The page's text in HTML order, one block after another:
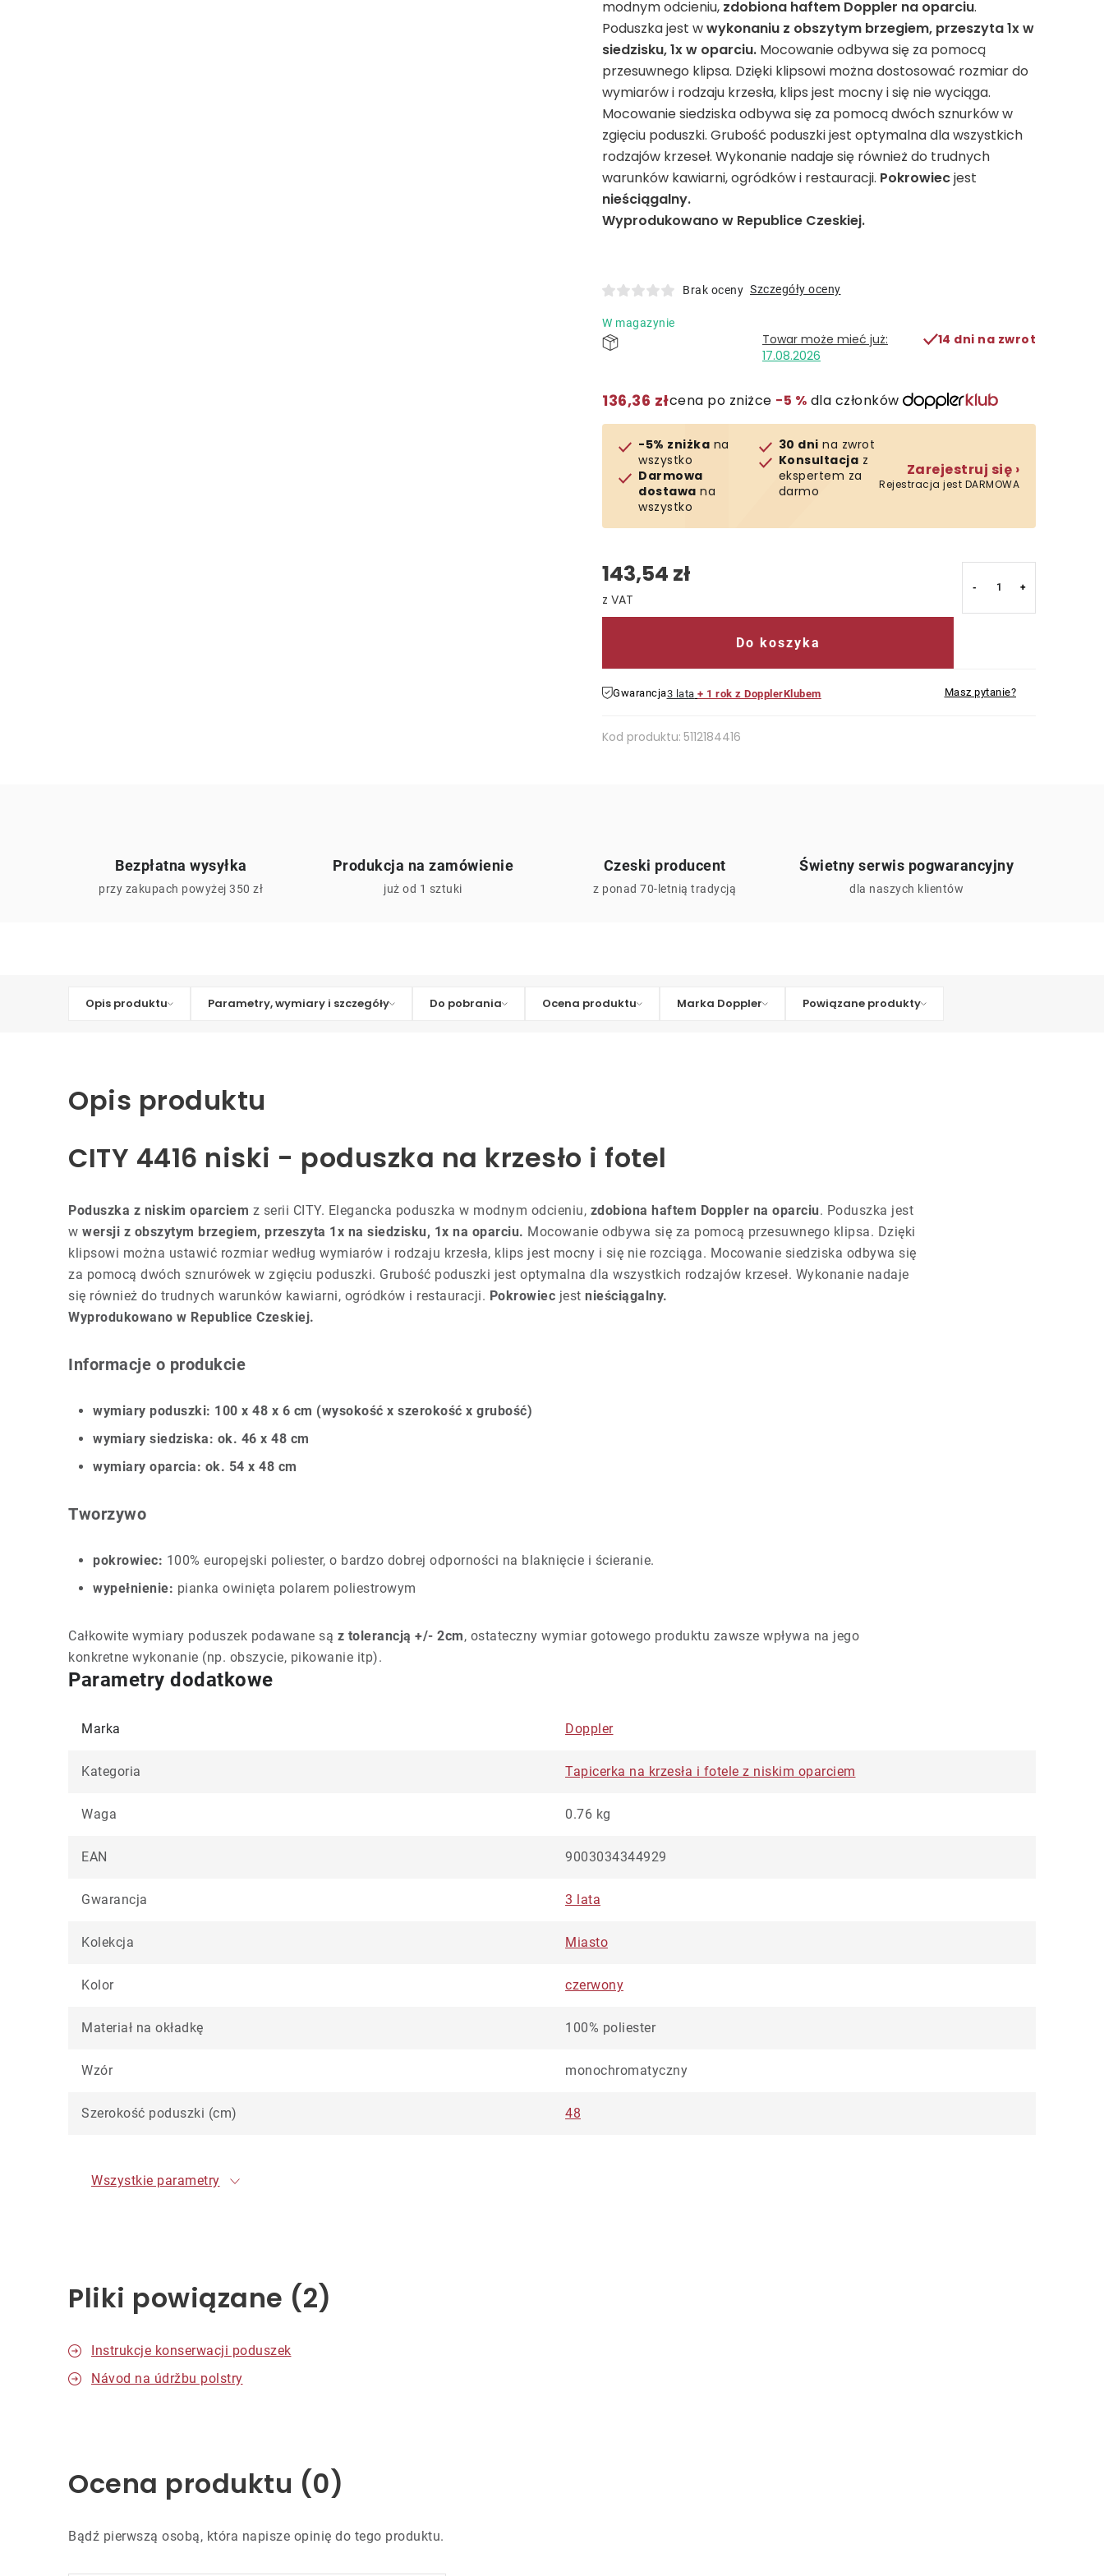
modnym odcieniu, zdobiona haftem Doppler na oparciu.
Poduszka jest wwykonaniu z obszytym brzegiem, przeszyta 1x w
siedzisku, 1x w oparciu. Mocowanie odbywa się za pomocą
przesuwnego klipsa. Dzięki klipsowi można dostosować rozmiar do
wymiarów i rodzaju krzesła, klips jest mocny i się nie wyciąga.
Mocowanie siedziska odbywa się za pomocą dwóch sznurków w
zgięciu poduszki. Grubość poduszki jest optymalna dla wszystkich
rodzajów krzeseł. Wykonanie nadaje się również do trudnych
warunków kawiarni, ogródków i restauracji. Pokrowiecjest
nieściągalny.
Wyprodukowano w Republice Czeskiej.
Brak oceny Szczegóły oceny
W magazynie
17.08.2026
14 dni na zwrot
136,36 złcena po zniżce −5 % dla członków
-5% zniżka na
wszystko
Darmowa
dostawa na
wszystko
30 dni na zwrot
Konsultacja z
ekspertem za
darmo
Zarejestruj się ›
Rejestracja jest DARMOWA
143,54 zł
Cena jednostkowa:
Do koszyka
Gwarancja3 lata + 1 rok z DopplerKlubem Masz pytanie?
Kod produktu: 5112184416
Bezpłatna wysyłka
przy zakupach powyżej 350 zł
Produkcja na zamówienie
już od 1 sztuki
Czeski producent
z ponad 70-letnią tradycją
Świetny serwis pogwarancyjny
dla naszych klientów
Opis produktu Parametry, wymiary i szczegóły Do pobrania Ocena produktu Marka Doppler Powiązane produkty
Opis produktu
CITY 4416 niski - poduszka na krzesło i fotel
Poduszka z niskim oparciem z serii CITY. Elegancka poduszka w modnym odcieniu, zdobiona haftem Doppler na oparciu. Poduszka jest
w wersji z obszytym brzegiem, przeszyta 1x na siedzisku, 1x na oparciu. Mocowanie odbywa się za pomocą przesuwnego klipsa. Dzięki
klipsowi można ustawić rozmiar według wymiarów i rodzaju krzesła, klips jest mocny i się nie rozciąga. Mocowanie siedziska odbywa się
za pomocą dwóch sznurówek w zgięciu poduszki. Grubość poduszki jest optymalna dla wszystkich rodzajów krzeseł. Wykonanie nadaje
się również do trudnych warunków kawiarni, ogródków i restauracji. Pokrowiec jest nieściągalny.
Wyprodukowano w Republice Czeskiej.
Informacje o produkcie
wymiary poduszki: 100 x 48 x 6 cm (wysokość x szerokość x grubość)
wymiary siedziska: ok. 46 x 48 cm
wymiary oparcia: ok. 54 x 48 cm
Tworzywo
pokrowiec: 100% europejski poliester, o bardzo dobrej odporności na blaknięcie i ścieranie.
wypełnienie: pianka owinięta polarem poliestrowym
Całkowite wymiary poduszek podawane są z tolerancją +/- 2cm, ostateczny wymiar gotowego produktu zawsze wpływa na jego
konkretne wykonanie (np. obszycie, pikowanie itp).
Parametry dodatkowe
Marka Doppler
Kategoria Tapicerka na krzesła i fotele z niskim oparciem
Waga 0.76 kg
EAN 9003034344929
Gwarancja 3 lata
Kolekcja Miasto
Kolor czerwony
Materiał na okładkę 100% poliester
Wzór monochromatyczny
Szerokość poduszki (cm) 48
Wszystkie parametry
Pliki powiązane (2)
Instrukcje konserwacji poduszek
Návod na údržbu polstry
Ocena produktu (0)
Bądź pierwszą osobą, która napisze opinię do tego produktu.